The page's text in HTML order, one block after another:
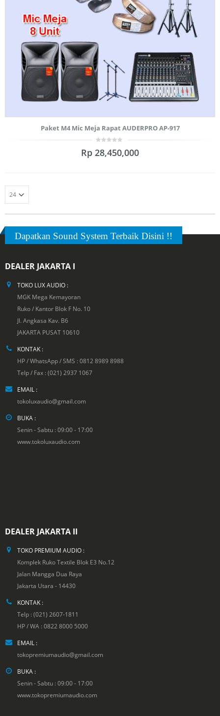
Paket M4 Mic Meja Rapat AUDERPRO AP-917
out
Rp 28,450,000
Dapatkan Sound System Terbaik Disini !!
DEALER JAKARTA I
TOKO LUX AUDIO :
MGK Mega Kemayoran
Ruko / Kantor Blok F No. 10
Jl. Angkasa Kav. B6
JAKARTA PUSAT 10610
KONTAK :
HP / WhatsApp / SMS : 0812 8989 8988
Telp / Fax : (021) 2937 1067
EMAIL :
tokoluxaudio@gmail.com
BUKA :
Senin - Sabtu : 09:00 - 17:00
www.tokoluxaudio.com
DEALER JAKARTA II
TOKO PREMIUM AUDIO :
Komplek Ruko Textile Blok E3 No.12
Jalan Mangga Dua Raya
Jakarta Utara - 14430
KONTAK :
Telp : (021) 2607-1811
HP / WA : 0822 8000 5000
EMAIL :
tokopremiumaudio@gmail.com
BUKA :
Senin - Sabtu : 09:00 - 17:00
www.tokopremiumaudio.com